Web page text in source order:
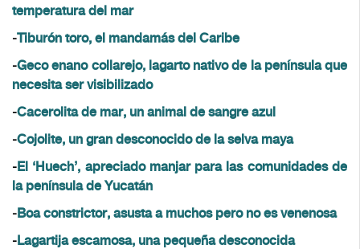
temperatura del mar
-Tiburón toro, el mandamás del Caribe
-Geco enano collarejo, lagarto nativo de la península que
necesita ser visibilizado
-Cacerolita de mar, un animal de sangre azul
-Cojolite, un gran desconocido de la selva maya
-El ‘Huech’, apreciado manjar para las comunidades de
la península de Yucatán
-Boa constrictor, asusta a muchos pero no es venenosa
-Lagartija escamosa, una pequeña desconocida